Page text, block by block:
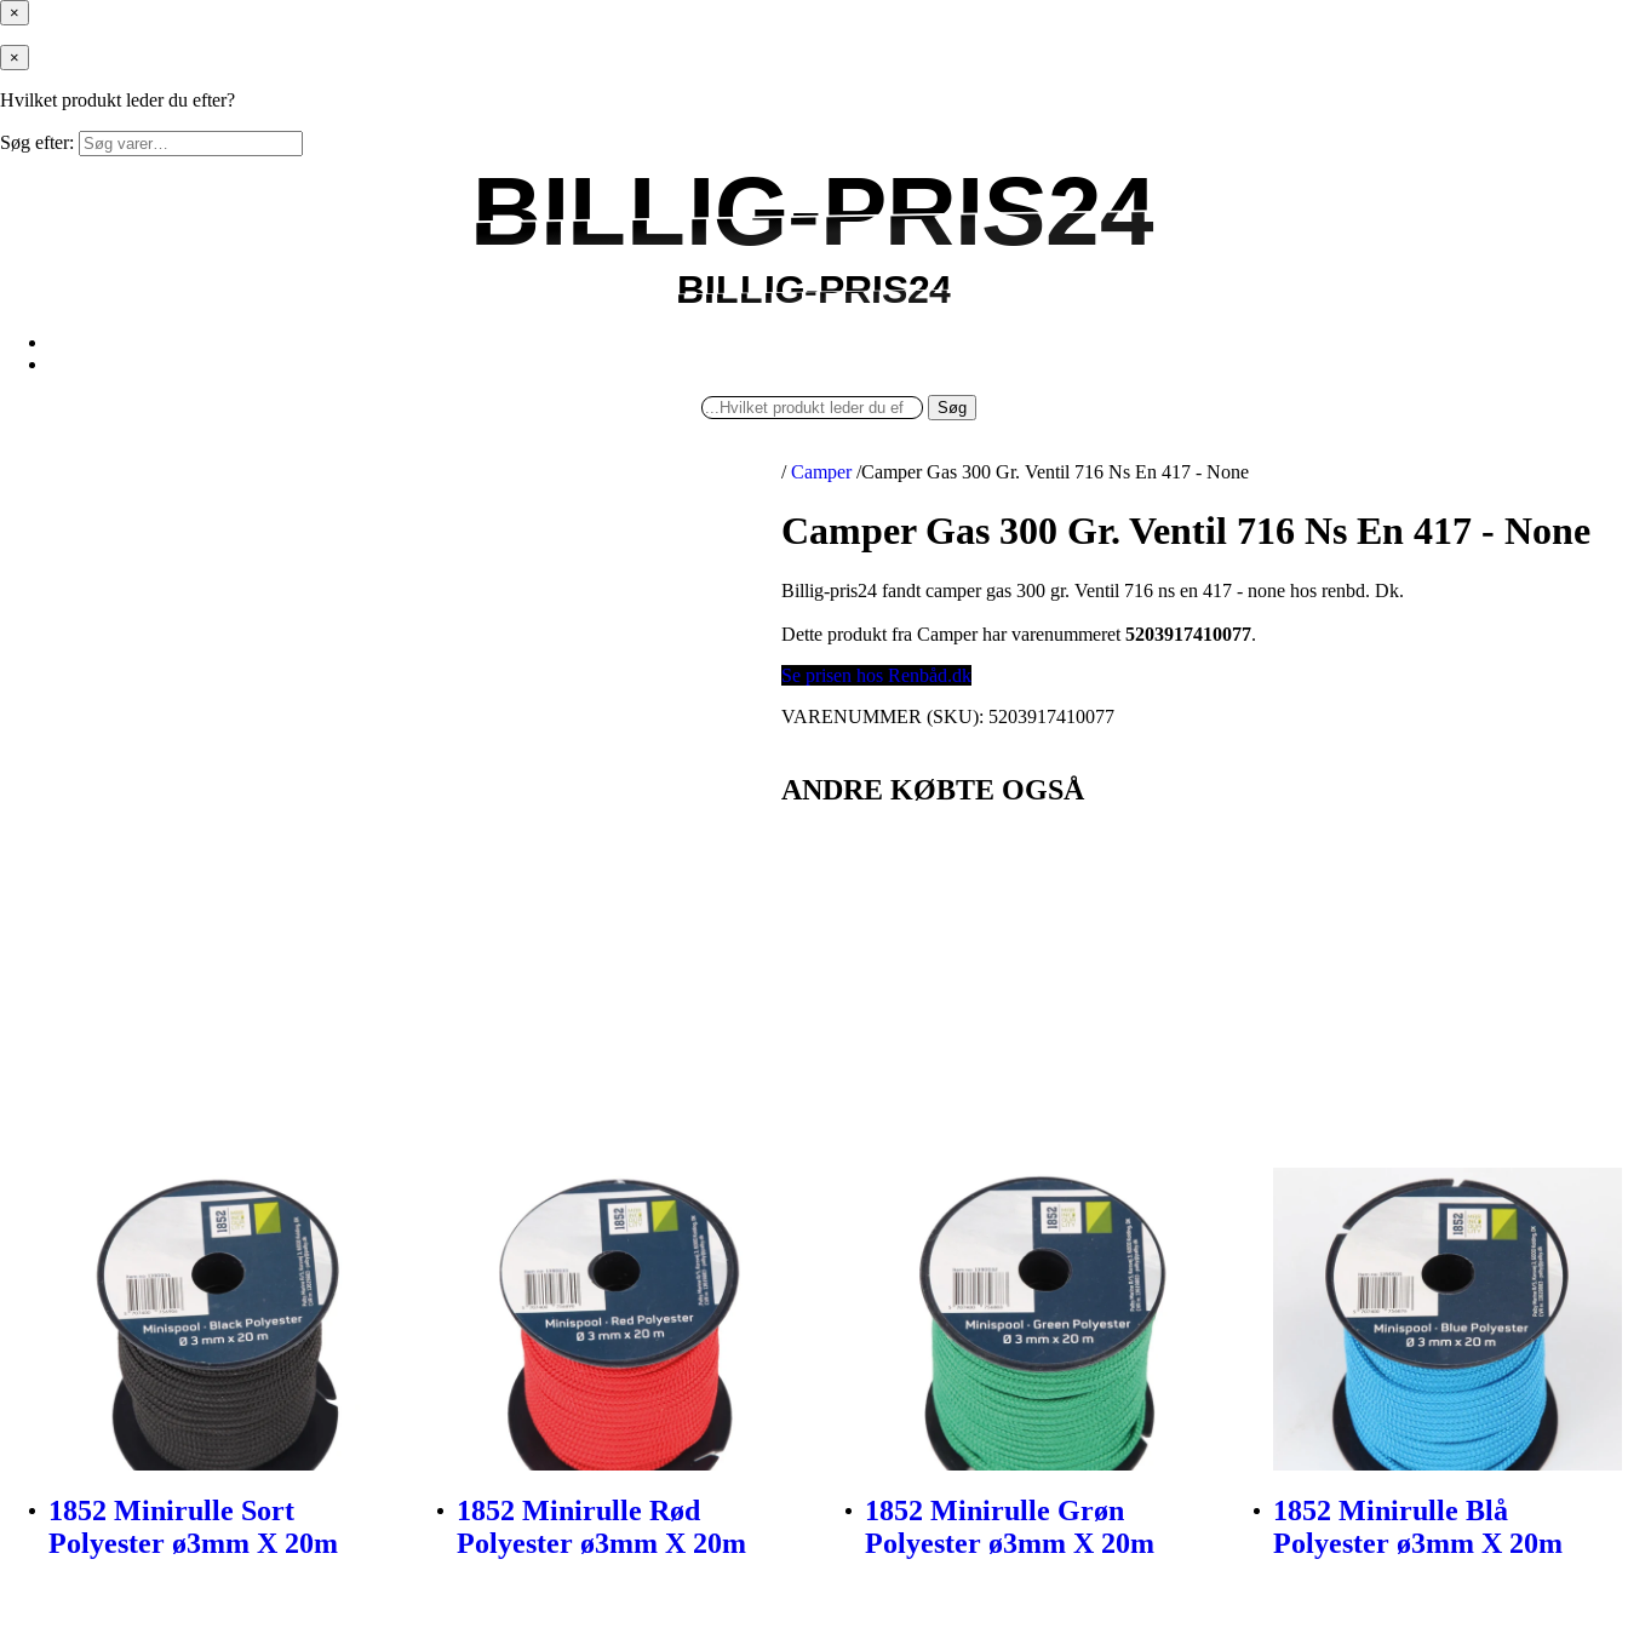
×
×
Hvilket produkt leder du efter?
Søg efter:
BILLIG-PRIS24
BILLIG-PRIS24
BILLIG-PRIS24
BILLIG-PRIS24
Søg
/ Camper /Camper Gas 300 Gr. Ventil 716 Ns En 417 - None
Camper Gas 300 Gr. Ventil 716 Ns En 417 - None
Billig-pris24 fandt camper gas 300 gr. Ventil 716 ns en 417 - none hos renbd. Dk.
Dette produkt fra Camper har varenummeret5203917410077.
Se prisen hos Renbåd.dk
VARENUMMER (SKU): 5203917410077
ANDRE KØBTE OGSÅ
1852 Minirulle Sort
Polyester ø3mm X 20m
1852 Minirulle Rød
Polyester ø3mm X 20m
1852 Minirulle Grøn
Polyester ø3mm X 20m
1852 Minirulle Blå
Polyester ø3mm X 20m